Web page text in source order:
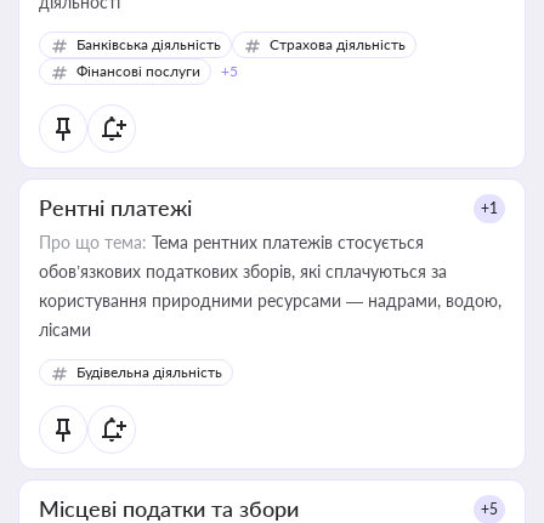
Банківська діяльність
Страхова діяльність
Фінансові послуги
+5
Рентні платежі +1
Про що тема: Тема рентних платежів стосується
обов’язкових податкових зборів, які сплачуються за
користування природними ресурсами — надрами, водою,
лісами
Будівельна діяльність
Місцеві податки та збори +5